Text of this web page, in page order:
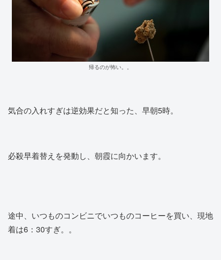
帰るのが怖い。。
気合の入れすぎは逆効果だと知った、早朝5時。
必殺早着替えを発動し、朝霞に向かいます。
途中、いつものコンビニでいつものコーヒーを買い、現地
着は6：30すぎ。。